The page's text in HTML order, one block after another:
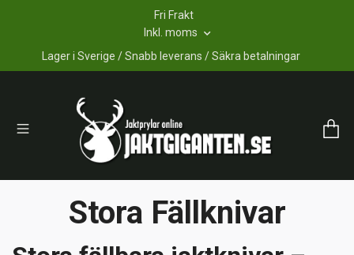
Fri Frakt
Inkl. moms
Lager i Sverige / Snabb leverans / Säkra betalningar
Stora Fällknivar